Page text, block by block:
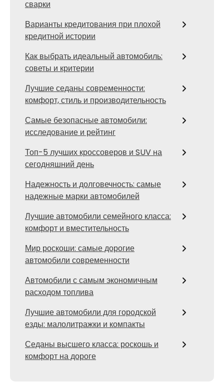
сварки
Варианты кредитования при плохой
кредитной истории
Как выбрать идеальный автомобиль:
советы и критерии
Лучшие седаны современности:
комфорт, стиль и производительность
Самые безопасные автомобили:
исследование и рейтинг
Топ-5 лучших кроссоверов и SUV на
сегодняшний день
Надежность и долговечность: самые
надежные марки автомобилей
Лучшие автомобили семейного класса:
комфорт и вместительность
Мир роскоши: самые дорогие
автомобили современности
Автомобили с самым экономичным
расходом топлива
Лучшие автомобили для городской
езды: малолитражки и компакты
Седаны высшего класса: роскошь и
комфорт на дороге